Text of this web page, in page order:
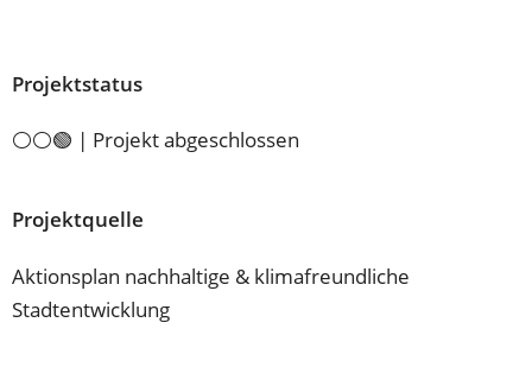
Projektstatus
⚪⚪🟢 | Projekt abgeschlossen
Projektquelle
Aktionsplan nachhaltige & klimafreundliche
Stadtentwicklung